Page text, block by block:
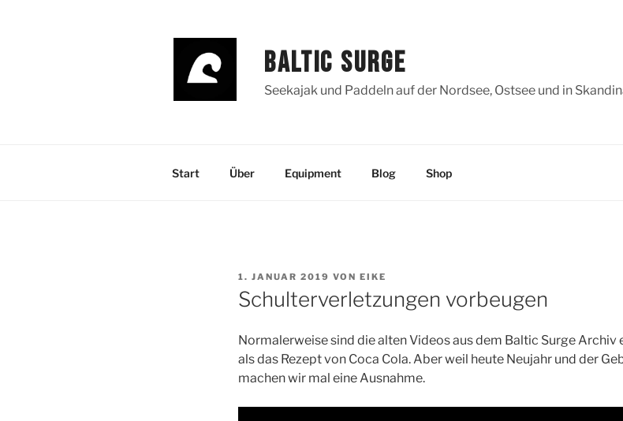
BALTIC SURGE
Seekajak und Paddeln auf der Nordsee, Ostsee und in
Start Über Equipment Blog Shop
VERÖFFENTLICHT
AM
1. JANUAR 2019 VON EIKE
Schulterverletzungen vorbeugen
Normalerweise sind die alten Videos aus dem Baltic Surge Archiv
als das Rezept von Coca Cola. Aber weil heute Neujahr und der
machen wir mal eine Ausnahme.